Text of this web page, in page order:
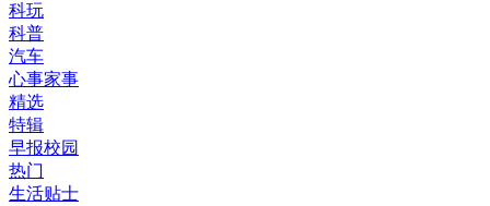
科玩
科普
汽车
心事家事
精选
特辑
早报校园
热门
生活贴士